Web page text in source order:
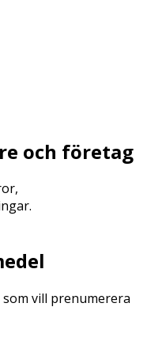
och företag
vill prenumerera